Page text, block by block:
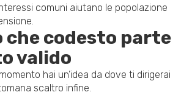
comuni aiutano le popolazione
che codesto parte
valido
hai un’idea da dove ti dirigerai
scaltro infine.